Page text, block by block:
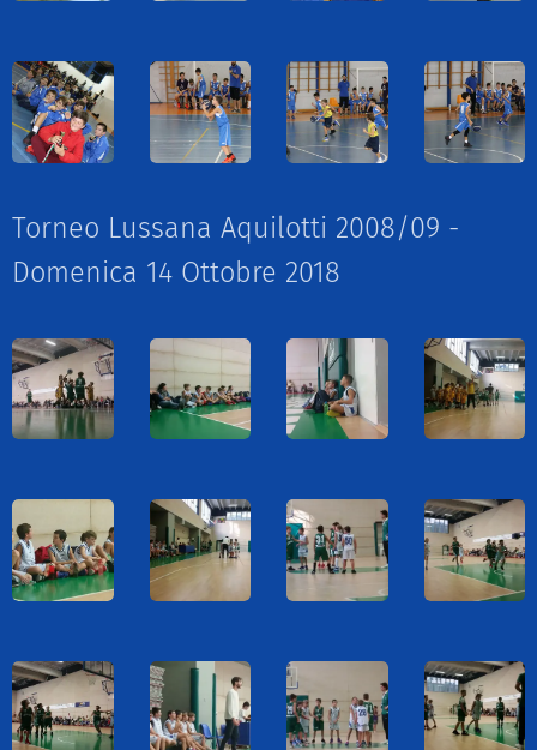
Torneo Lussana Aquilotti 2008/09 -
Domenica 14 Ottobre 2018